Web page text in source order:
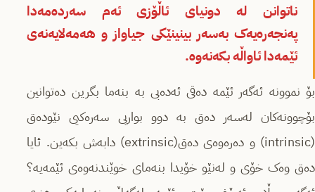
ناتوانن لە دونیای ئاڵۆزی ئەم سەردەمەدا
پەنجەرەیەک بەسەر بینینێکی جیاواز و هەمەلایەنەی
ئێمەدا ئاواڵە بکەنەوە.
بۆ نموونە ئەگەر ئێمە دەقی ئەدەبی بە بنەما بگرین دەتوانین
بۆچوونەکان لەسەر دەق بە دوو بواریی سەرەکیی نێودەق
(intrinsic) و دەرەوەی دەق(extrinsic) دابەش بکەین. ئایا
دەق وەک خۆی و لەنێو خۆیدا بنەمای خوێندنەوەی ئێمەیە؟